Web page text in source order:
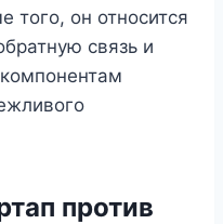
того, он относится
связь и
против